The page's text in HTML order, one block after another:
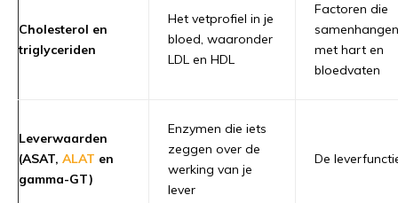
Cholesterol en
triglyceriden
Het vetprofiel in je
bloed, waaronder
LDL en HDL
Factoren die
samenhangen
met hart en
bloedvaten
Leverwaarden
(ASAT, ALAT en
gamma-GT)
Enzymen die iets
zeggen over de
werking van je
lever
De